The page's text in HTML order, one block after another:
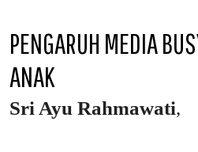
PENGARUH MEDIA
ANAK
Sri Ayu Rahmawati,